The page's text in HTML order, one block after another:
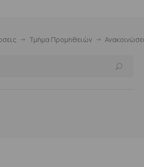
Τμήμα Προμηθειών